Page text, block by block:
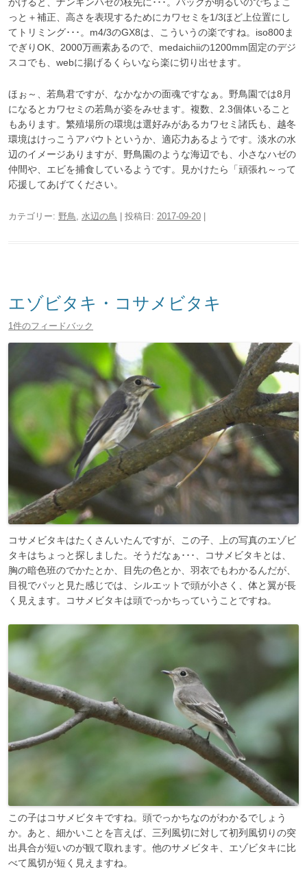
っと＋補正、高さを表現するためにカワセミを1/3ほど上位置にし
てトリミング･･･。m4/3のGX8は、こういうの楽ですね。iso800ま
でぎりOK、2000万画素あるので、medaichiiの1200mm固定のデジ
スコでも、webに揚げるくらいなら楽に切り出せます。
ほぉ～、若鳥君ですが、なかなかの面魂ですなぁ。野鳥園では8月
になるとカワセミの若鳥が姿をみせます。複数、2.3個体いること
もあります。繁殖場所の環境は選好みがあるカワセミ諸氏も、越冬
環境はけっこうアバウトというか、適応力あるようです。淡水の水
辺のイメージありますが、野鳥園のような海辺でも、小さなハゼの
仲間や、エビを捕食しているようです。見かけたら「頑張れ～って
応援してあげてください。
カテゴリー: 野鳥 水辺の鳥 | 投稿日: 2017-09-20 |
エゾビタキ・コサメビタキ
1件のフィードバック
コサメビタキはたくさんいたんですが、この子、上の写真のエゾビ
タキはちょっと探しました。そうだなぁ･･･、コサメビタキとは、
胸の暗色班のでかたとか、目先の色とか、羽衣でもわかるんだが、
目視でパッと見た感じでは、シルエットで頭が小さく、体と翼が長
く見えます。コサメビタキは頭でっかちっていうことですね。
この子はコサメビタキですね。頭でっかちなのがわかるでしょう
か。あと、細かいことを言えば、三列風切に対して初列風切りの突
出具合が短いのが観て取れます。他のサメビタキ、エゾビタキに比
べて風切が短く見えますね。